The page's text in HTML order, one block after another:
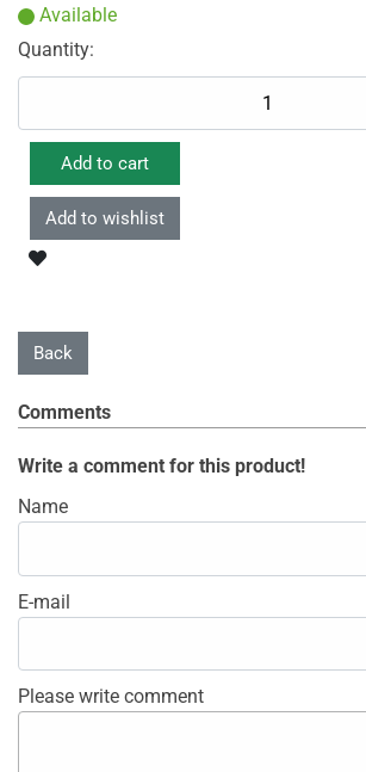
Available
Quantity:
Comments
Write a comment for this product!
Name
E-mail
Please write comment